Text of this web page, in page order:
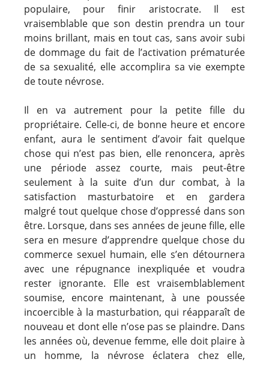
populaire, pour finir aristocrate. Il est
vraisemblable que son destin prendra un tour
moins brillant, mais en tout cas, sans avoir subi
de dommage du fait de l’activation prématurée
de sa sexualité, elle accomplira sa vie exempte
de toute névrose.
Il en va autrement pour la petite fille du
propriétaire. Celle-ci, de bonne heure et encore
enfant, aura le sentiment d’avoir fait quelque
chose qui n’est pas bien, elle renoncera, après
une période assez courte, mais peut-être
seulement à la suite d’un dur combat, à la
satisfaction masturbatoire et en gardera
malgré tout quelque chose d’oppressé dans son
être. Lorsque, dans ses années de jeune fille, elle
sera en mesure d’apprendre quelque chose du
commerce sexuel humain, elle s’en détournera
avec une répugnance inexpliquée et voudra
rester ignorante. Elle est vraisemblablement
soumise, encore maintenant, à une poussée
incoercible à la masturbation, qui réapparaît de
nouveau et dont elle n’ose pas se plaindre. Dans
les années où, devenue femme, elle doit plaire à
un homme, la névrose éclatera chez elle,